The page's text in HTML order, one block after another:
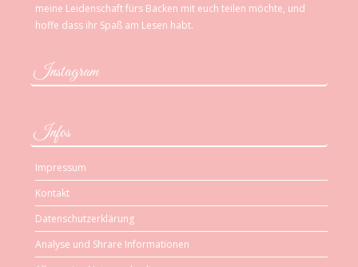
meine Leidenschaft fürs Backen mit euch teilen möchte, und
hoffe dass ihr Spaß am Lesen habt.
Instagram
Infos
Impressum
Kontakt
Datenschutzerklärung
Analyse und Shrare Informationen